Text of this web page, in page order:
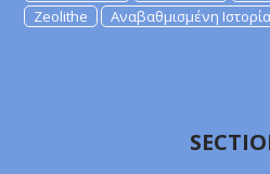
Zeolithe
Αναβαθμισμένη Ιστορία